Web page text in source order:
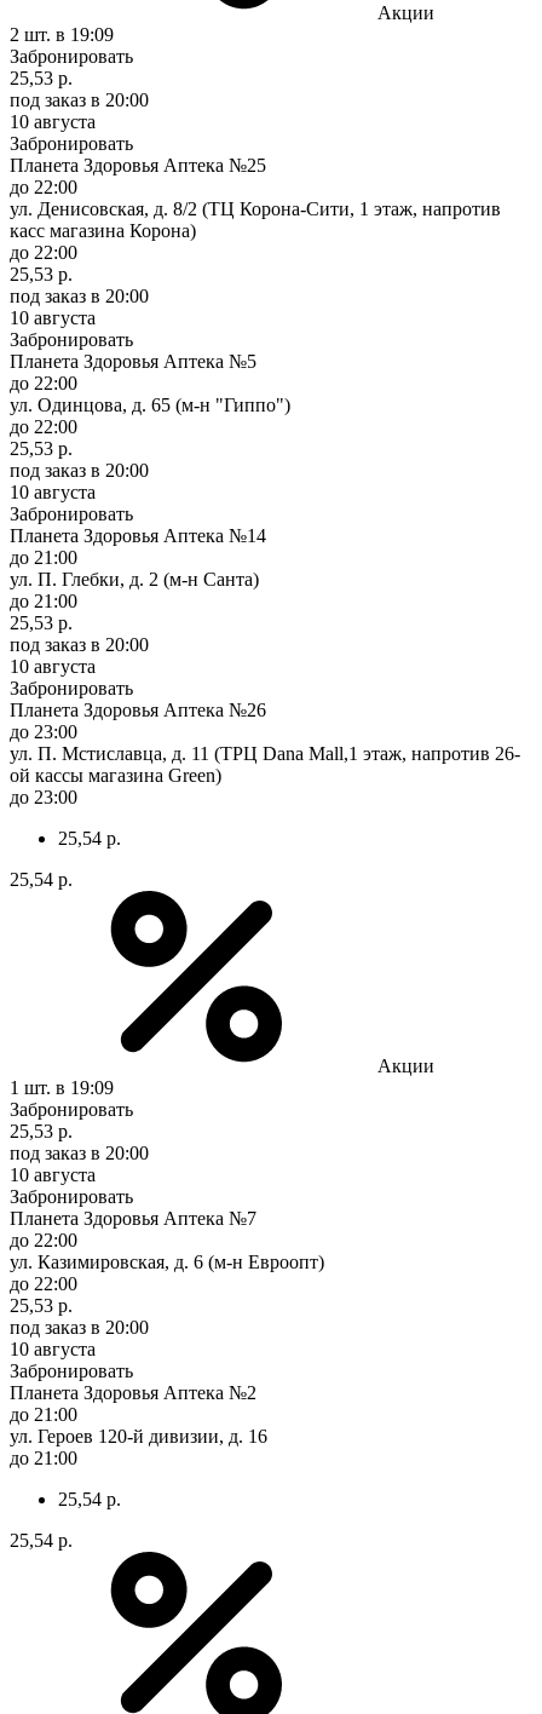
Акции
2 шт. в 19:09
Забронировать
25,53 р.
под заказ в 20:00
10 августа
Забронировать
Планета Здоровья Аптека №25
до 22:00
ул. Денисовская, д. 8/2 (ТЦ Корона-Сити, 1 этаж, напротив
касс магазина Корона)
до 22:00
25,53 р.
под заказ в 20:00
10 августа
Забронировать
Планета Здоровья Аптека №5
до 22:00
ул. Одинцова, д. 65 (м-н "Гиппо")
до 22:00
25,53 р.
под заказ в 20:00
10 августа
Забронировать
Планета Здоровья Аптека №14
до 21:00
ул. П. Глебки, д. 2 (м-н Санта)
до 21:00
25,53 р.
под заказ в 20:00
10 августа
Забронировать
Планета Здоровья Аптека №26
до 23:00
ул. П. Мстиславца, д. 11 (ТРЦ Dana Mall,1 этаж, напротив 26-
ой кассы магазина Green)
до 23:00
25,54 р.
25,54 р.
Акции
1 шт. в 19:09
Забронировать
25,53 р.
под заказ в 20:00
10 августа
Забронировать
Планета Здоровья Аптека №7
до 22:00
ул. Казимировская, д. 6 (м-н Евроопт)
до 22:00
25,53 р.
под заказ в 20:00
10 августа
Забронировать
Планета Здоровья Аптека №2
до 21:00
ул. Героев 120-й дивизии, д. 16
до 21:00
25,54 р.
25,54 р.